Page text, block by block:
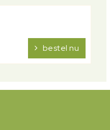
bestel nu